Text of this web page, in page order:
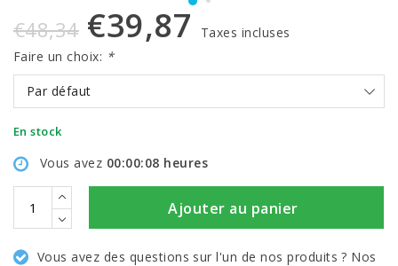
€48,34 €39,87
Taxes incluses
Faire un choix: *
Par défaut
En stock
Vous avez 00:00:08 heures
Ajouter au panier
Vous avez des questions sur l'un de nos produits ? Nos